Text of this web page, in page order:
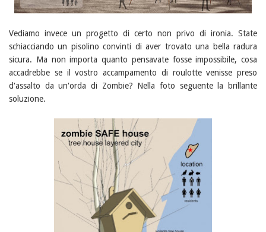
Vediamo invece un progetto di certo non privo di ironia. State
schiacciando un pisolino convinti di aver trovato una bella radura
sicura. Ma non importa quanto pensavate fosse impossibile, cosa
accadrebbe se il vostro accampamento di roulotte venisse preso
d'assalto da un'orda di Zombie? Nella foto seguente la brillante
soluzione.